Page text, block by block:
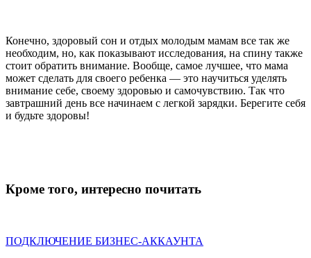
Конечно, здоровый сон и отдых молодым мамам все так же
необходим, но, как показывают исследования, на спину также
стоит обратить внимание. Вообще, самое лучшее, что мама
может сделать для своего ребенка — это научиться уделять
внимание себе, своему здоровью и самочувствию. Так что
завтрашний день все начинаем с легкой зарядки. Берегите себя
и будьте здоровы!
Кроме того, интересно почитать
ПОДКЛЮЧЕНИЕ БИЗНЕС-АККАУНТА